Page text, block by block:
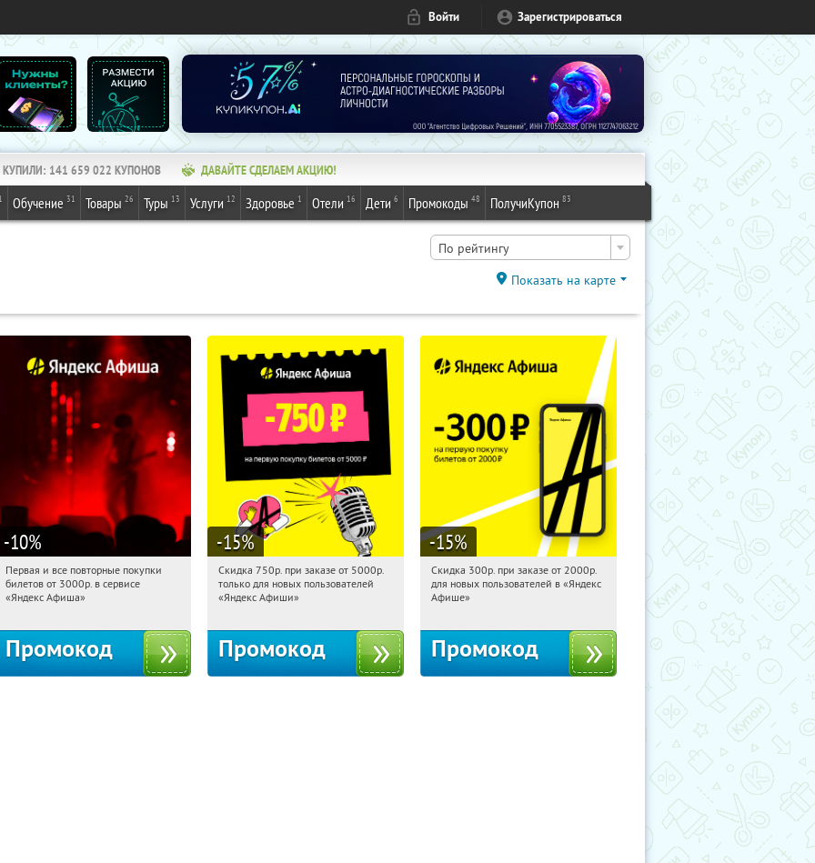
Войти Зарегистрироваться
КУПИЛИ: 141 659 022 КУПОНОВ ДАВАЙТЕ СДЕЛАЕМ АКЦИЮ!
1 Обучение 31 Товары 26 Туры 13 Услуги 12 Здоровье 1 Отели 16 Дети 6 Промокоды 48 ПолучиКупон 83
По рейтингу
Показать на карте
-10%
19:47:52 Получили:
Россия
Первая и все повторные покупки
билетов от 3000р. в сервисе
«Яндекс Афиша»
Промокод
-15%
19:47:52 Получили:114
Россия
Скидка 750р. при заказе от 5000р.
только для новых пользователей
«Яндекс Афиши»
Промокод
-15%
19:47:52 Получили:65
Россия
Скидка 300р. при заказе от 2000р.
для новых пользователей в «Яндекс
Афише»
Промокод